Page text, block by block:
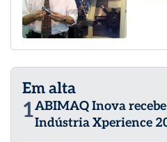
Em alta
1ABIMAQ Inova
Indústria Xperience